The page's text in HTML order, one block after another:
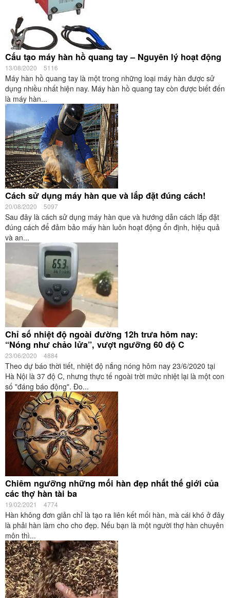
Cấu tạo máy hàn hồ quang tay – Nguyên lý hoạt động
13/08/2020 5116
Máy hàn hồ quang tay là một trong những loại máy hàn được sử
dụng nhiều nhất hiện nay. Máy hàn hồ quang tay còn được biết đến
là máy hàn...
Cách sử dụng máy hàn que và lắp đặt đúng cách!
20/08/2020 5097
Sau đây là cách sử dụng máy hàn que và hướng dẫn cách lắp đặt
đúng cách để đảm bảo máy hàn luôn hoạt động ổn định, hiệu quả
và an...
Chỉ số nhiệt độ ngoài đường 12h trưa hôm nay:
“Nóng như chảo lửa”, vượt ngưỡng 60 độ C
23/06/2020 4884
Theo dự báo thời tiết, nhiệt độ nắng nóng hôm nay 23/6/2020 tại
Hà Nội là 37 độ C, nhưng thực tế ngoài trời mức nhiệt lại là một con
số "đáng báo động". Đo...
Chiêm ngưỡng những mối hàn đẹp nhất thế giới của
các thợ hàn tài ba
19/02/2021 4774
Hàn không đơn giản chỉ là tạo ra liên kết mối hàn, mà cái khó ở đây
là phải hàn làm cho cho đẹp. Nếu bạn là một người thợ hàn chuyên
môn thì...